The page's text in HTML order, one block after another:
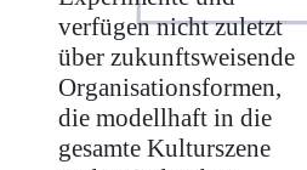
verfügen nicht zuletzt
über zukunftsweisende
Organisationsformen,
die modellhaft in die
gesamte Kulturszene